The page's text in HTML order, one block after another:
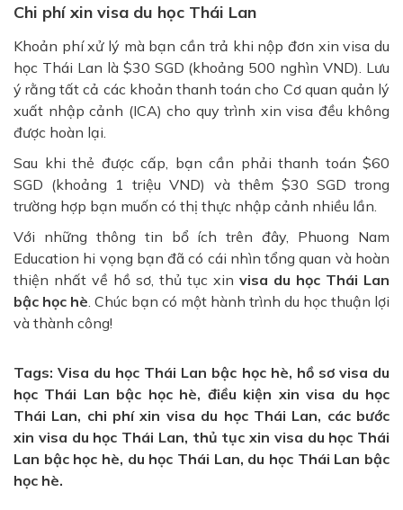
Chi phí xin visa du học Thái Lan
Khoản phí xử lý mà bạn cần trả khi nộp đơn xin visa du
học Thái Lan là $30 SGD (khoảng 500 nghìn VND). Lưu
ý rằng tất cả các khoản thanh toán cho Cơ quan quản lý
xuất nhập cảnh (ICA) cho quy trình xin visa đều không
được hoàn lại.
Sau khi thẻ được cấp, bạn cần phải thanh toán $60
SGD (khoảng 1 triệu VND) và thêm $30 SGD trong
trường hợp bạn muốn có thị thực nhập cảnh nhiều lần.
Với những thông tin bổ ích trên đây, Phuong Nam
Education hi vọng bạn đã có cái nhìn tổng quan và hoàn
thiện nhất về hồ sơ, thủ tục xin visa du học Thái Lan
bậc học hè . Chúc bạn có một hành trình du học thuận lợi
và thành công!
Tags: Visa du học Thái Lan bậc học hè, hồ sơ visa du
học Thái Lan bậc học hè, điều kiện xin visa du học
Thái Lan, chi phí xin visa du học Thái Lan, các bước
xin visa du học Thái Lan, thủ tục xin visa du học Thái
Lan bậc học hè, du học Thái Lan, du học Thái Lan bậc
học hè.